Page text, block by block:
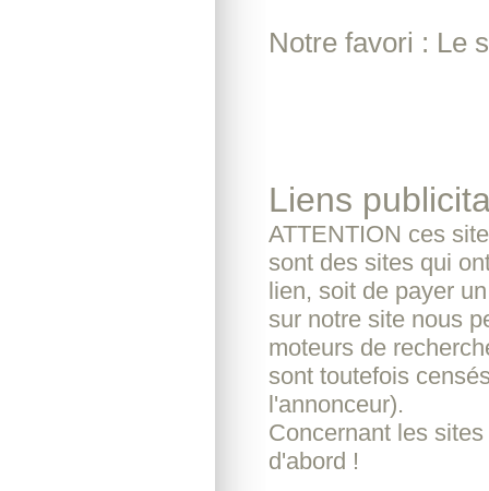
Notre favori : Le
Liens
ATTENTION ces
sont des sites qui
lien, soit de payer
sur notre site nous
moteurs de
sont toutefois
l'annonceur).
Concernant les
d'abord !